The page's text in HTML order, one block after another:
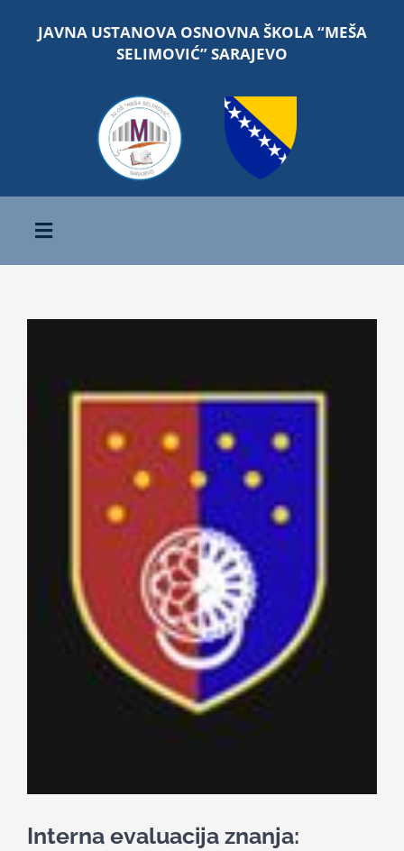
JAVNA USTANOVA OSNOVNA ŠKOLA “MEŠA
SELIMOVIĆ” SARAJEVO
Toggle
Navigation
Nastava
Učenici
Školske vijesti
Obavještenja
Vijeće roditelja
Kontakt
Interna evaluacija znanja: